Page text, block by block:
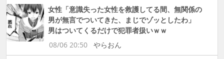
女性「意識失った女性を救護してる間、無関係の
男が無言でついてきた、まじでゾッとしたわ」
男はついてくるだけで犯罪者扱いｗｗ
08/06 20:50
やらおん